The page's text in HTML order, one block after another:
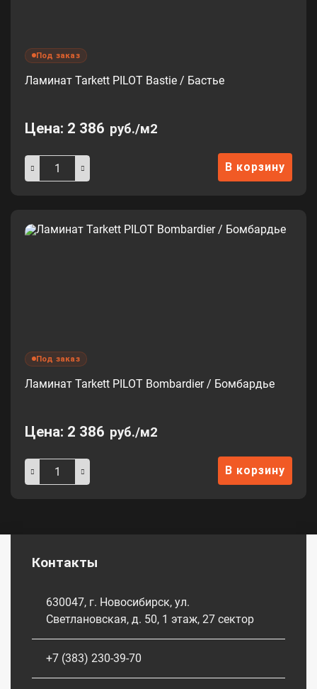
Под заказ
Ламинат Tarkett PILOT Bastie / Бастье
Цена: 2 386 руб./м2
В корзину
Под заказ
Ламинат Tarkett PILOT Bombardier / Бомбардье
Цена: 2 386 руб./м2
В корзину
Контакты
630047, г. Новосибирск, ул.
Светлановская, д. 50, 1 этаж, 27 сектор
+7 (383) 230-39-70